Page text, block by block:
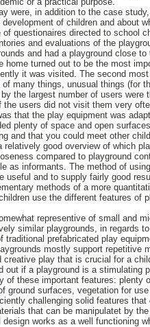
were, in addition to the case
of children and about
questionaires directed to school
and evaluations of the
and had a playground close to
turned out to be the most
it was visited. The second
many things, unusual things (for
the largest number of users were
users did not visit them very
that the play equipment was
plenty of space and open
and that you could meet other
good overview of which
compared to playground
as informants. The method of using
useful and to supply fairly good
methods of a more
use the different features of
representive of small and
similar playgrounds, in regards
prefabricated play
mostly support repetitive
creative play that is crucial for a
out if a playground is a stimulating
of these important features: plenty
ground surfaces, vegetation for
challenging solid features that
that can be manipulatet by
works as a well functioning